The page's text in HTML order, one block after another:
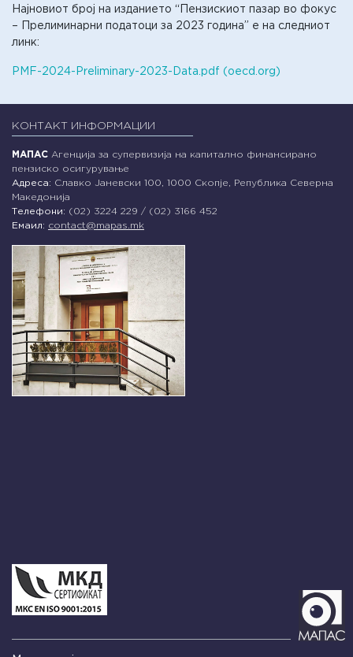
Најновиот број на изданието “Пензискиот пазар во фокус
– Прелиминарни податоци за 2023 година” е на следниот
линк:
PMF-2024-Preliminary-2023-Data.pdf (oecd.org)
КОНТАКТ ИНФОРМАЦИИ
МАПАС Агенција за супервизија на капитално финансирано
пензиско осигурување
Адреса: Славко Јаневски 100, 1000 Скопје, Република Северна
Македонија
Телефони: (02) 3224 229 / (02) 3166 452
Емаил: contact@mapas.mk